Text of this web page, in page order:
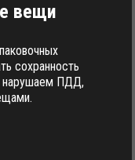
вещи
сохранность
нарушаем ПДД,